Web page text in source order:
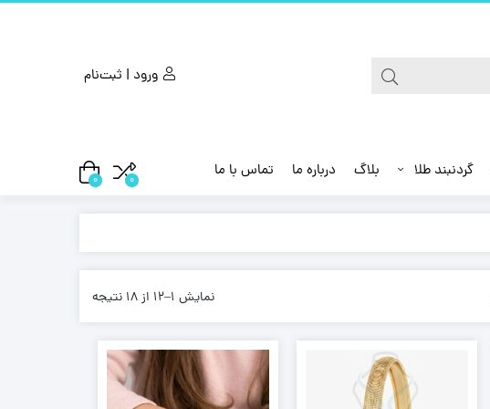
ورود | ثبت‌نام
گردنبند طلا بلاگ درباره ما تماس با ما 0
0
نمایش 1–12 از 18 نتیجه